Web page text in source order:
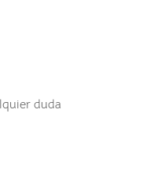
duda